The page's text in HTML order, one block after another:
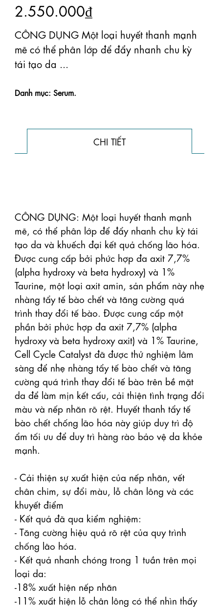
2.550.000₫
CÔNG DỤNG Một loại huyết thanh mạnh
mẽ có thể phân lớp để đẩy nhanh chu kỳ
tái tạo da ...
Danh mục: Serum.
CHI TIẾT
CÔNG DỤNG: Một loại huyết thanh mạnh
mẽ, có thể phân lớp để đẩy nhanh chu kỳ tái
tạo da và khuếch đại kết quả chống lão hóa.
Được cung cấp bởi phức hợp đa axit 7,7%
(alpha hydroxy và beta hydroxy) và 1%
Taurine, một loại axit amin, sản phẩm này nhẹ
nhàng tẩy tế bào chết và tăng cường quá
trình thay đổi tế bào. Được cung cấp một
phần bởi phức hợp đa axit 7,7% (alpha
hydroxy và beta hydroxy axit) và 1% Taurine,
Cell Cycle Catalyst đã được thử nghiệm lâm
sàng để nhẹ nhàng tẩy tế bào chết và tăng
cường quá trình thay đổi tế bào trên bề mặt
da để làm mịn kết cấu, cải thiện tình trạng đổi
màu và nếp nhăn rõ rệt. Huyết thanh tẩy tế
bào chết chống lão hóa này giúp duy trì độ
ẩm tối ưu để duy trì hàng rào bảo vệ da khỏe
mạnh.
- Cải thiện sự xuất hiện của nếp nhăn, vết
chân chim, sự đổi màu, lỗ chân lông và các
khuyết điểm
- Kết quả đã qua kiểm nghiệm:
- Tăng cường hiệu quả rõ rệt của quy trình
chống lão hóa.
- Kết quả nhanh chóng trong 1 tuần trên mọi
loại da:
-18% xuất hiện nếp nhăn
-11% xuất hiện lỗ chân lông có thể nhìn thấy